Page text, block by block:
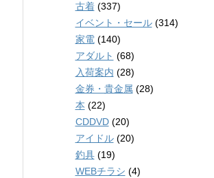
古着(337)
イベント・セール(314)
家電(140)
アダルト (68)
入荷案内 (28)
金券・貴金属 (28)
本 (22)
CDDVD(20)
アイドル(20)
釣具(19)
WEBチラシ (4)